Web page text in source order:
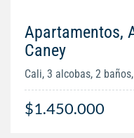
Apartamentos,
Caney
Cali, 3 alcobas, 2
$1.450.000